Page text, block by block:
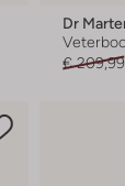
Dr
€ 209,99